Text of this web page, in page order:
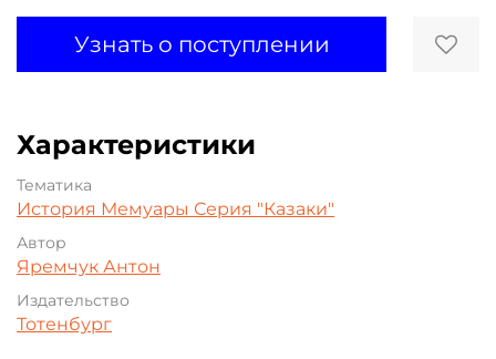
Узнать о поступлении
Характеристики
Тематика
История Мемуары Серия "Казаки"
Автор
Яремчук Антон
Издательство
Тотенбург